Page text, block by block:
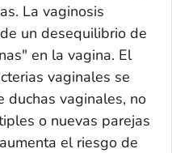
La vaginosis
un desequilibrio de
en la vagina. El
vaginales se
duchas vaginales, no
o nuevas parejas
el riesgo de